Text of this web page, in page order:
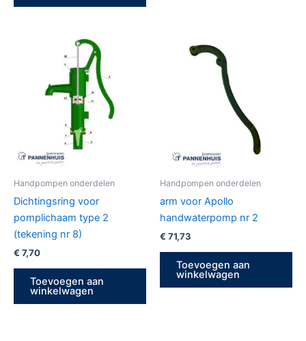
Handpompen onderdelen
Dichtingsring voor
pomplichaam type 2
(tekening nr 8)
€ 7,70
Toevoegen aan
winkelwagen
Handpompen onderdelen
arm voor Apollo
handwaterpomp nr 2
€ 71,73
Toevoegen aan
winkelwagen